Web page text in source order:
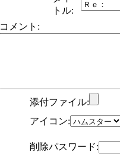
トル:
コメント:
添付ファイル:
アイコン:
削除パスワード: